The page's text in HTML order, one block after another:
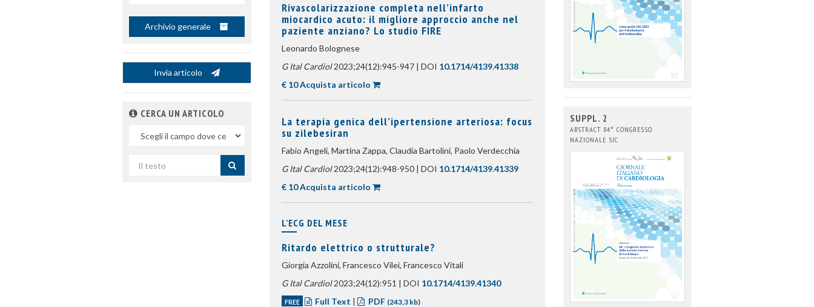
Rivascolarizzazione completa nell’infarto
miocardico acuto: il migliore approccio anche nel
paziente anziano? Lo studio FIRE
Leonardo Bolognese
G Ital Cardiol2023;24(12):945-947 | DOI 10.1714/4139.41338
€ 10 Acquista articolo
La terapia genica dell’ipertensione arteriosa: focus
su zilebesiran
Fabio Angeli, Martina Zappa, Claudia Bartolini, Paolo Verdecchia
G Ital Cardiol2023;24(12):948-950 | DOI 10.1714/4139.41339
€ 10 Acquista articolo
L'ECG DEL MESE
Ritardo elettrico o strutturale?
Giorgia Azzolini, Francesco Vilei, Francesco Vitali
G Ital Cardiol2023;24(12):951 | DOI 10.1714/4139.41340
FREE Full Text | PDF (243,3 kb)
Archivio generale
Invia articolo
CERCA UN ARTICOLO
campo
per
SUPPL. 2
ABSTRACT 84° CONGRESSO
NAZIONALE SIC